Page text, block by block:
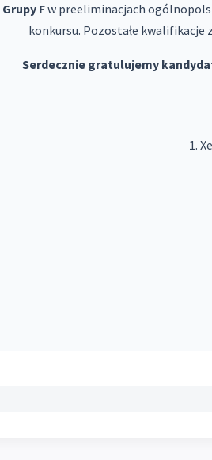
Grupy Fw preeliminacjach
konkursu. Pozostałe kwalifikacje
Serdecznie gratulujemy
1.